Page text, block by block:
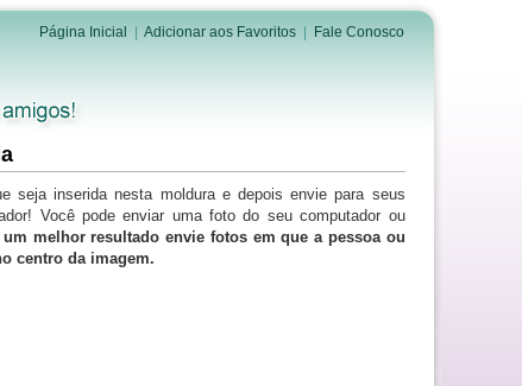
Página Inicial Adicionar aos Favoritos| Fale Conosco
seja inserida nesta moldura e depois envie para seus
Você pode enviar uma foto do seu computador ou
um melhor resultado envie fotos em que a pessoa ou
centro da imagem.